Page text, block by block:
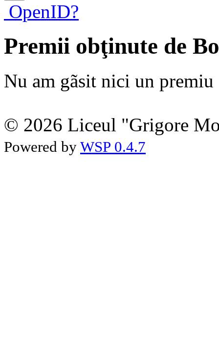
OpenID?
Premii obţinute de
Nu am gãsit nici un premiu
© 2026 Liceul "Grigore
Powered by WSP 0.4.7